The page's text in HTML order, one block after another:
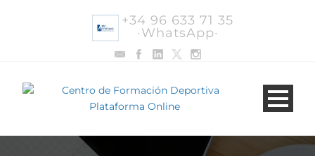
+34 96 633 71 35
·WhatsApp·